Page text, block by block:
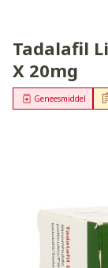
Tadalafil
X 20mg
Geneesmiddel